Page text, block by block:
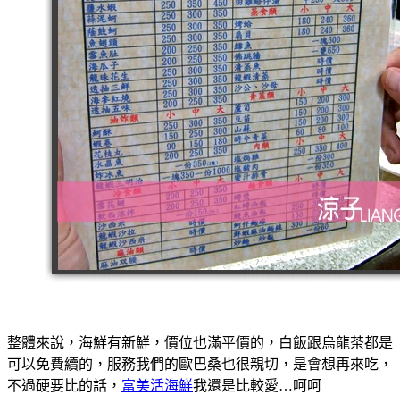
整體來說，海鮮有新鮮，價位也滿平價的，白飯跟烏龍茶都是
可以免費續的，服務我們的歐巴桑也很親切，是會想再來吃，
不過硬要比的話， 富美活海鮮我還是比較愛…呵呵